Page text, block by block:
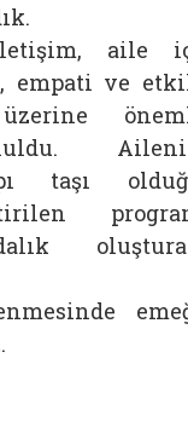
iletişim, aile
empati ve
taşı